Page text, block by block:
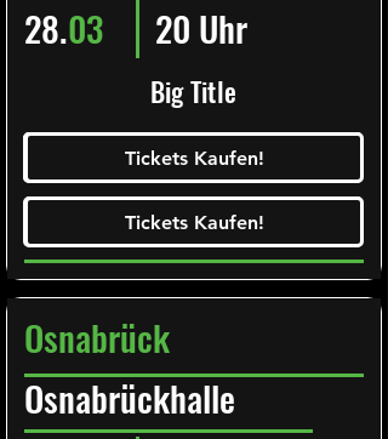
Big Title
28.03 20 Uhr
Tickets Kaufen!
Ticketalarm abonieren!
Tickets Kaufen!
Tickets Kaufen!
Tickets Kaufen!
Osnabrück
Osnabrückhalle